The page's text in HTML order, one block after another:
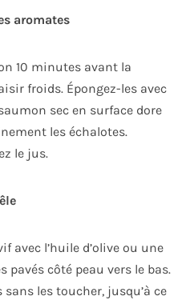
aromates
10 minutes avant la
froids. Épongez-les avec
sec en surface dore
les échalotes.
le jus.
avec l’huile d’olive ou une
pavés côté peau vers le bas.
les toucher, jusqu’à ce